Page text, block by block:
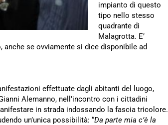
impianto di questo
tipo nello stesso
quadrante di
Malagrotta. E’
se ovviamente si dice disponibile ad
effettuate dagli abitanti del luogo,
Alemanno, nell’incontro con i cittadini
in strada indossando la fascia tricolore.
un’unica possibilità: “Da parte mia c’è la